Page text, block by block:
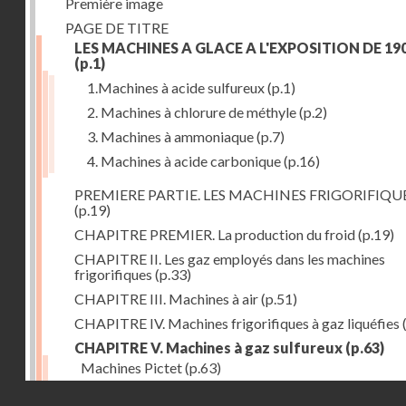
PAGE DE TITRE
LES MACHINES A GLACE A L'EXPOSITION DE
(p.1)
1.Machines à acide sulfureux(p.1)
2. Machines à chlorure de méthyle(p.2)
3. Machines à ammoniaque(p.7)
4. Machines à acide carbonique(p.16)
PREMIERE PARTIE. LES MACHINES
(p.19)
CHAPITRE PREMIER. La production du froid(p.19)
CHAPITRE II. Les gaz employés dans les machines
frigorifiques (p.33)
CHAPITRE III. Machines à air(p.51)
CHAPITRE IV. Machines frigorifiques à gaz liquéfies
CHAPITRE V. Machines à gaz sulfureux (p.63)
Machines Pictet(p.63)